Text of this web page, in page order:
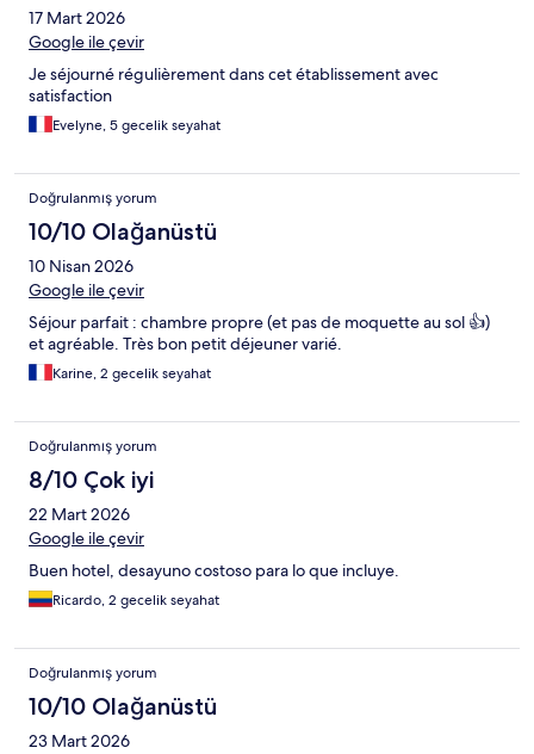
17 Mart 2026
Google ile çevir
Je séjourné régulièrement dans cet établissement avec
satisfaction
Evelyne, 5 gecelik seyahat
Doğrulanmış yorum
10/10 Olağanüstü
10 Nisan 2026
Google ile çevir
Séjour parfait : chambre propre (et pas de moquette au sol 👍)
et agréable. Très bon petit déjeuner varié.
Karine, 2 gecelik seyahat
Doğrulanmış yorum
8/10 Çok iyi
22 Mart 2026
Google ile çevir
Buen hotel, desayuno costoso para lo que incluye.
Ricardo, 2 gecelik seyahat
Doğrulanmış yorum
10/10 Olağanüstü
23 Mart 2026